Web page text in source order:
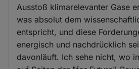
Ausstoß klimarelevanter Gase
was absolut dem
entspricht, und diese
energisch und nachdrücklich
davonläuft. Ich sehe nicht, wo